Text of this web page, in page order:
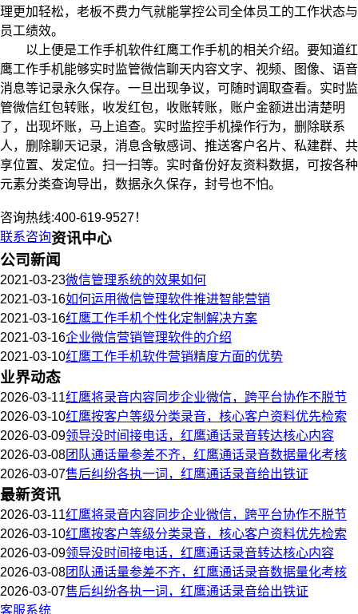
理更加轻松，老板不费力气就能掌控公司全体员工的工作状态与
员工绩效。
以上便是工作手机软件红鹰工作手机的相关介绍。要知道红
鹰工作手机能够实时监管微信聊天内容文字、视频、图像、语音
消息等记录永久保存。一旦出现争议，可随时调取查看。实时监
管微信红包转账，收发红包，收账转账，账户金额进出清楚明
了，出现坏账，马上追查。实时监控手机操作行为，删除联系
人，删除聊天记录，消息含敏感词、推送客户名片、私建群、共
享位置、发定位。扫一扫等。实时备份好友资料数据，可按各种
元素分类查询导出，数据永久保存，封号也不怕。
咨询热线:400-619-9527！
联系咨询资讯中心
公司新闻
2021-03-23微信管理系统的效果如何
2021-03-16如何运用微信管理软件推进智能营销
2021-03-16红鹰工作手机个性化定制解决方案
2021-03-16企业微信营销管理软件的介绍
2021-03-10红鹰工作手机软件营销精度方面的优势
业界动态
2026-03-11红鹰将录音内容同步企业微信，跨平台协作不脱节
2026-03-10红鹰按客户等级分类录音，核心客户资料优先检索
2026-03-09领导没时间接电话，红鹰通话录音转达核心内容
2026-03-08团队通话量参差不齐，红鹰通话录音数据量化考核
2026-03-07售后纠纷各执一词，红鹰通话录音给出铁证
最新资讯
2026-03-11红鹰将录音内容同步企业微信，跨平台协作不脱节
2026-03-10红鹰按客户等级分类录音，核心客户资料优先检索
2026-03-09领导没时间接电话，红鹰通话录音转达核心内容
2026-03-08团队通话量参差不齐，红鹰通话录音数据量化考核
2026-03-07售后纠纷各执一词，红鹰通话录音给出铁证
客服系统